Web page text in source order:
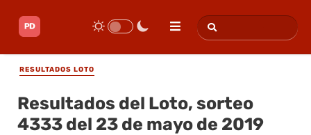
RESULTADOS LOTO
Resultados del Loto, sorteo
4333 del 23 de mayo de 2019